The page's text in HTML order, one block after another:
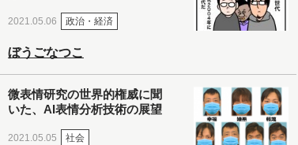
2021.05.06 政治・経済
ぼうごなつこ
微表情研究の世界的権威に聞
いた、AI表情分析技術の展望
2021.05.05 社会